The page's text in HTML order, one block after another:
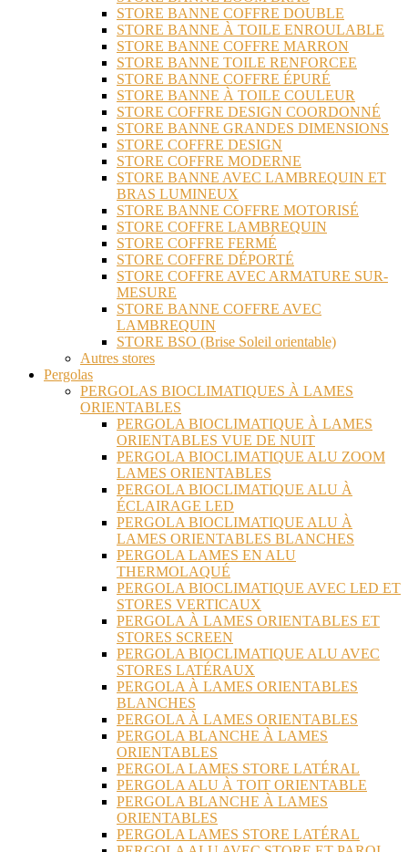
STORE BANNE COFFRE DOUBLE
STORE BANNE À TOILE ENROULABLE
STORE BANNE COFFRE MARRON
STORE BANNE TOILE RENFORCEE
STORE BANNE COFFRE ÉPURÉ
STORE BANNE À TOILE COULEUR
STORE COFFRE DESIGN COORDONNÉ
STORE BANNE GRANDES DIMENSIONS
STORE COFFRE DESIGN
STORE COFFRE MODERNE
STORE BANNE AVEC LAMBREQUIN ET
BRAS LUMINEUX
STORE BANNE COFFRE MOTORISÉ
STORE COFFRE LAMBREQUIN
STORE COFFRE FERMÉ
STORE COFFRE DÉPORTÉ
STORE COFFRE AVEC ARMATURE SUR-
MESURE
STORE BANNE COFFRE AVEC
LAMBREQUIN
STORE BSO (Brise Soleil orientable)
Autres stores
Pergolas
PERGOLAS BIOCLIMATIQUES À LAMES
ORIENTABLES
PERGOLA BIOCLIMATIQUE À LAMES
ORIENTABLES VUE DE NUIT
PERGOLA BIOCLIMATIQUE ALU ZOOM
LAMES ORIENTABLES
PERGOLA BIOCLIMATIQUE ALU À
ÉCLAIRAGE LED
PERGOLA BIOCLIMATIQUE ALU À
LAMES ORIENTABLES BLANCHES
PERGOLA LAMES EN ALU
THERMOLAQUÉ
PERGOLA BIOCLIMATIQUE AVEC LED ET
STORES VERTICAUX
PERGOLA À LAMES ORIENTABLES ET
STORES SCREEN
PERGOLA BIOCLIMATIQUE ALU AVEC
STORES LATÉRAUX
PERGOLA À LAMES ORIENTABLES
BLANCHES
PERGOLA À LAMES ORIENTABLES
PERGOLA BLANCHE À LAMES
ORIENTABLES
PERGOLA LAMES STORE LATÉRAL
PERGOLA ALU À TOIT ORIENTABLE
PERGOLA BLANCHE À LAMES
ORIENTABLES
PERGOLA LAMES STORE LATÉRAL